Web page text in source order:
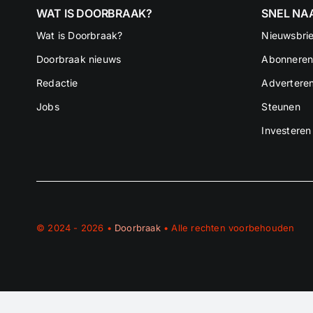
WAT IS DOORBRAAK?
Wat is Doorbraak?
Doorbraak nieuws
Redactie
Jobs
SNEL
Abonneren
Steunen
Investeren
© 2024 - 2026 • Doorbraak• Alle rechten voorbehouden